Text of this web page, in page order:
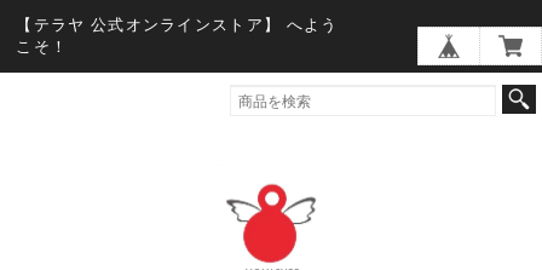
【テラヤ 公式オンラインストア】 へよう
こそ！